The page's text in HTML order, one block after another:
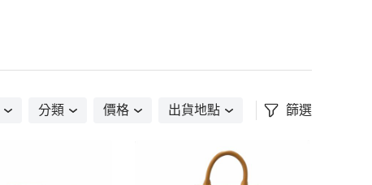
分類 價格 出貨地點 篩選